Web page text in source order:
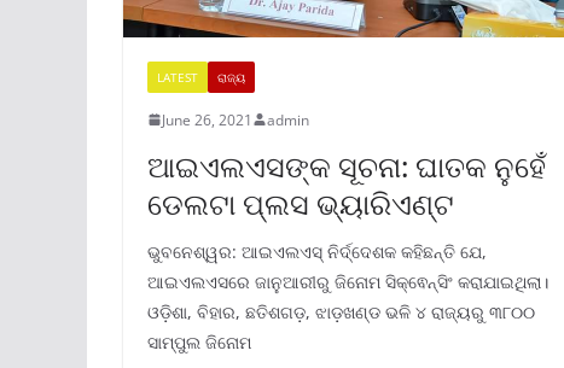
LATEST ରାଜ୍ୟ
June 26, 2021 admin
ଆଇଏଲଏସଙ୍କ ସୂଚନା: ଘାତକ ନୁହେଁ
ଡେଲଟା ପ୍ଲସ ଭ୍ୟାରିଏଣ୍ଟ
ଭୁବନେଶ୍ୱର: ଆଇଏଲଏସ୍ ନିର୍ଦ୍ଦେଶକ କହିଛନ୍ତି ଯେ,
ଆଇଏଲଏସରେ ଜାନୁଆରୀରୁ ଜିନୋମ ସିକ୍ଵେନ୍ସିଂ କରାଯାଇଥିଲା।
ଓଡ଼ିଶା, ବିହାର, ଛତିଶଗଡ଼, ଝାଡ଼ଖଣ୍ଡ ଭଳି ୪ ରାଜ୍ୟରୁ ୩୮୦୦
ସାମ୍ପୁଲ ଜିନୋମ